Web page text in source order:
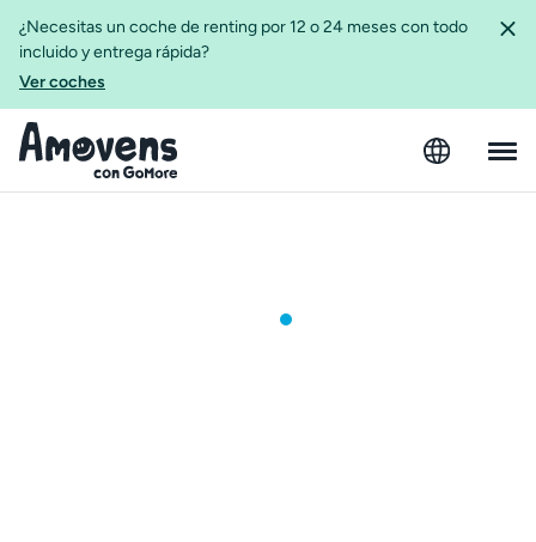
¿Necesitas un coche de renting por 12 o 24 meses con todo
incluido y entrega rápida?
Ver coches